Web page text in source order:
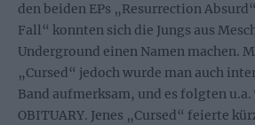
den beiden EPs „Resurrection
Fall“ konnten sich die Jungs aus
Underground einen Namen machen.
„Cursed“ jedoch wurde man auch
Band aufmerksam, und es folgten
OBITUARY. Jenes „Cursed“ feierte